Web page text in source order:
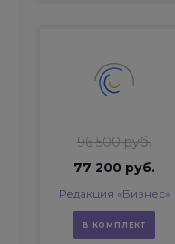
96 500 руб.
77 200 руб.
Редакция «Бизнес»
В КОМПЛЕКТ